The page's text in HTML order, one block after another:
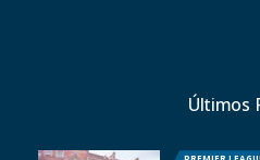
Últimos